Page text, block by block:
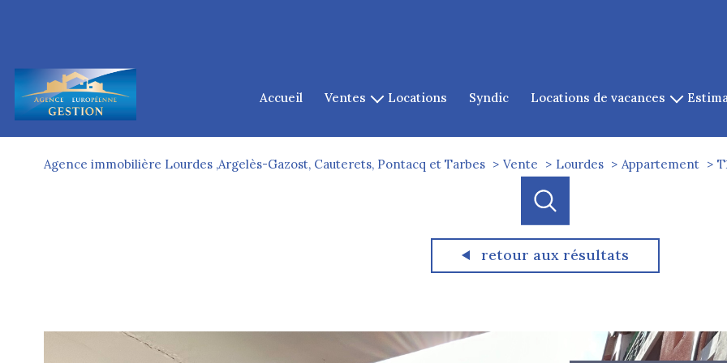
accueil ventes locations syndic locations de vacances
Agence immobilière Lourdes ,Argelès-Gazost, Cauterets, Pontacq et Tarbes Vente Lourdes Appartement
de l'ancien
de l'immo pro
louer
Type de bien 1 Localisation Budget
retour aux résultats